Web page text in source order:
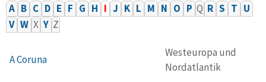
A B C D E F G H I J K L M N O P Q R S T U
V W X Y Z
A Coruna
Westeuropa und
Nordatlantik